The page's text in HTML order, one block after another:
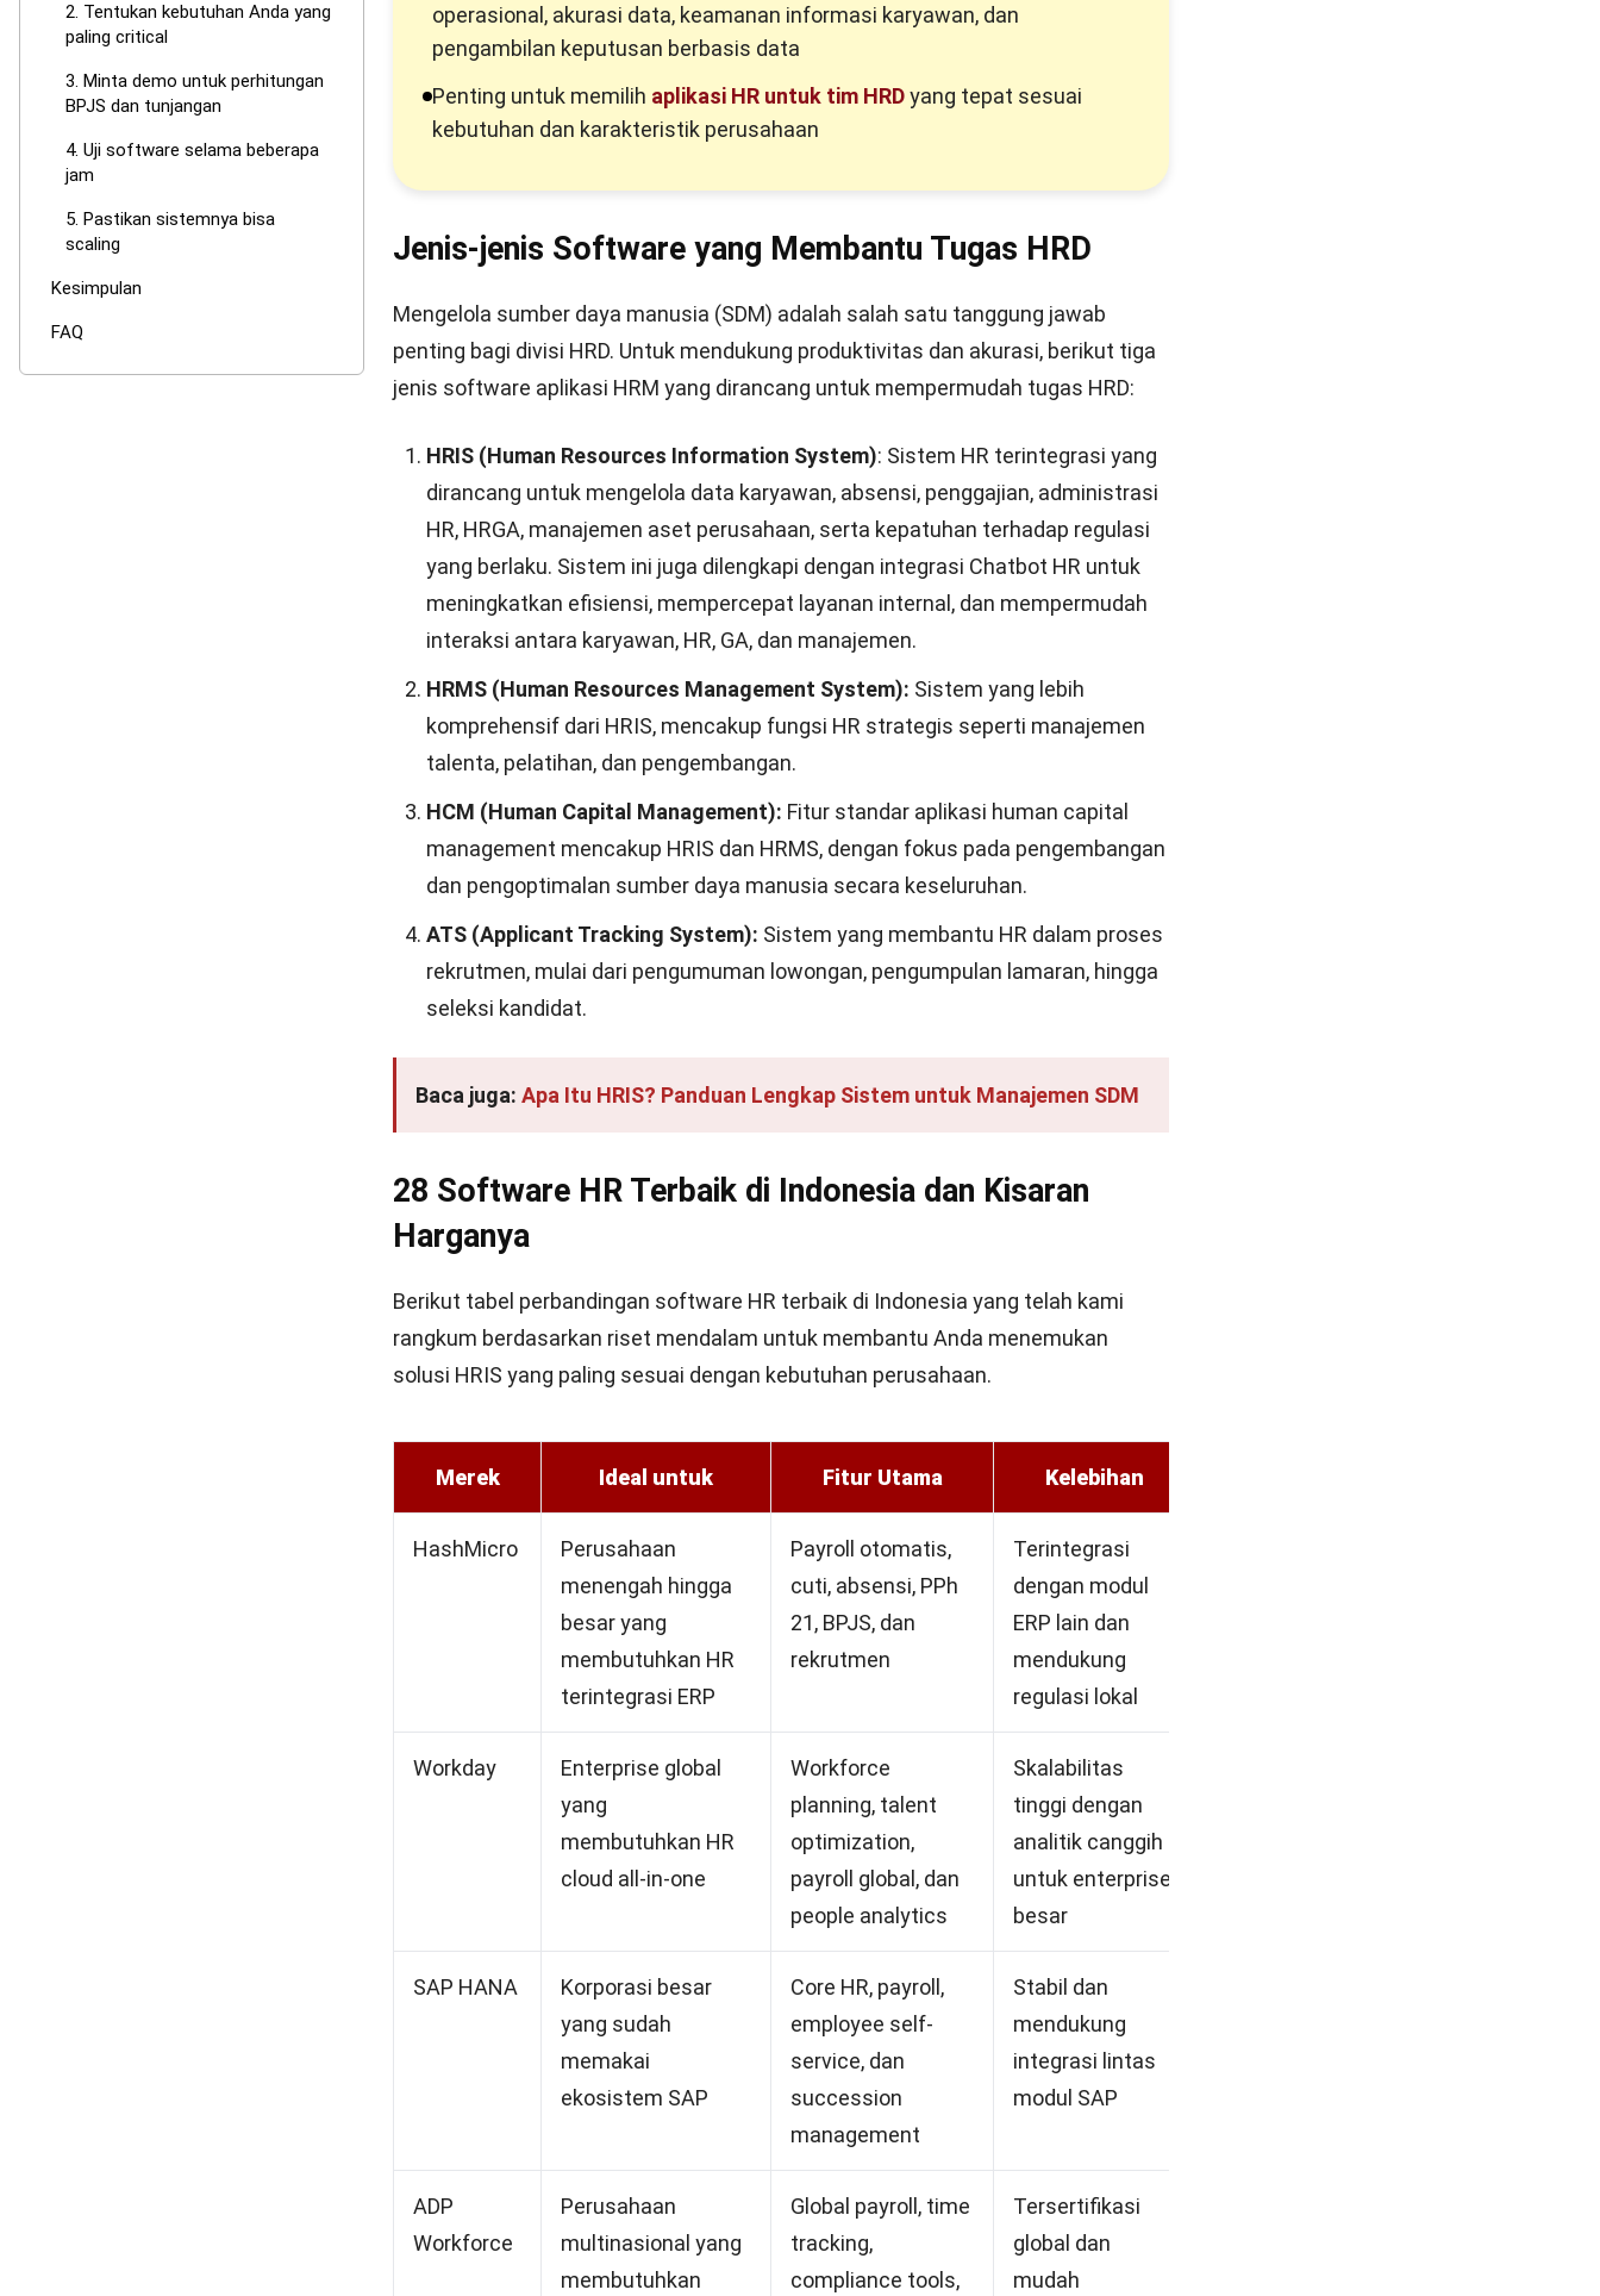
2. Tentukan kebutuhan Anda yang
paling critical
3. Minta demo untuk perhitungan
BPJS dan tunjangan
4. Uji software selama beberapa
jam
5. Pastikan sistemnya bisa
scaling
Kesimpulan
FAQ
operasional, akurasi data, keamanan informasi karyawan, dan
pengambilan keputusan berbasis data
Penting untuk memilih aplikasi HR untuk tim HRDyang tepat sesuai
kebutuhan dan karakteristik perusahaan
Jenis-jenis Software yang Membantu Tugas HRD
Mengelola sumber daya manusia (SDM) adalah salah satu tanggung jawab
penting bagi divisi HRD. Untuk mendukung produktivitas dan akurasi, berikut tiga
jenis software aplikasi HRM yang dirancang untuk mempermudah tugas HRD:
HRIS (Human Resources Information System): Sistem HR terintegrasi yang
dirancang untuk mengelola data karyawan, absensi, penggajian, administrasi
HR, HRGA, manajemen aset perusahaan, serta kepatuhan terhadap regulasi
yang berlaku. Sistem ini juga dilengkapi dengan integrasi Chatbot HR untuk
meningkatkan efisiensi, mempercepat layanan internal, dan mempermudah
interaksi antara karyawan, HR, GA, dan manajemen.
HRMS (Human Resources Management System): Sistem yang lebih
komprehensif dari HRIS, mencakup fungsi HR strategis seperti manajemen
talenta, pelatihan, dan pengembangan.
HCM (Human Capital Management): Fitur standar aplikasi human capital
management mencakup HRIS dan HRMS, dengan fokus pada pengembangan
dan pengoptimalan sumber daya manusia secara keseluruhan.
ATS (Applicant Tracking System): Sistem yang membantu HR dalam proses
rekrutmen, mulai dari pengumuman lowongan, pengumpulan lamaran, hingga
seleksi kandidat.
Baca juga: Apa Itu HRIS? Panduan Lengkap Sistem untuk Manajemen SDM
28 Software HR Terbaik di Indonesia dan Kisaran
Harganya
Berikut tabel perbandingan software HR terbaik di Indonesia yang telah kami
rangkum berdasarkan riset mendalam untuk membantu Anda menemukan
solusi HRIS yang paling sesuai dengan kebutuhan perusahaan.
Merek Ideal untuk Fitur Utama Kelebihan
HashMicro
Perusahaan
menengah hingga
besar yang
membutuhkan HR
terintegrasi ERP
Payroll otomatis,
cuti, absensi, PPh
21, BPJS, dan
rekrutmen
Terintegrasi
dengan modul
ERP lain dan
mendukung
regulasi lokal
Workday
Enterprise global
yang
membutuhkan HR
cloud all-in-one
Workforce
planning, talent
optimization,
payroll global, dan
people analytics
Skalabilitas
tinggi dengan
analitik canggih
untuk enterprise
besar
SAP HANA
Korporasi besar
yang sudah
memakai
ekosistem SAP
Core HR, payroll,
employee self-
service, dan
succession
management
Stabil dan
mendukung
integrasi lintas
modul SAP
ADP
Workforce
Perusahaan
multinasional yang
membutuhkan
Global payroll, time
tracking,
compliance tools,
Tersertifikasi
global dan
mudah